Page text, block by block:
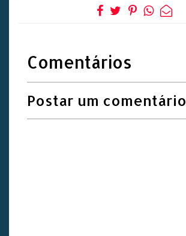
Comentários
Postar um comentário